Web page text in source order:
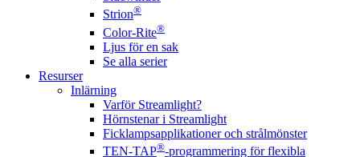
Strion®
Color-Rite®
Ljus för en sak
Se alla serier
Resurser
Inlärning
Varför Streamlight?
Hörnstenar i Streamlight
Ficklampsapplikationer och strålmönster
TEN-TAP®-programmering för flexibla